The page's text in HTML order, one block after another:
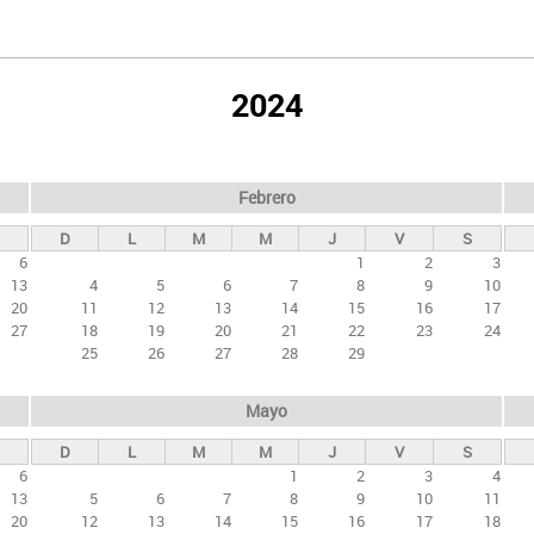
2024
6
13
20
27
Febrero
D L M M J V
S
1
2
3
4
5 6 7 8 9
10
11
12 13 14 15 16
17
18
19 20 21 22 23
24
25
26 27 28 29
6
13
20
Mayo
D L M M J V
S
1
2 3
4
5
6 7 8 9 10
11
12
13 14 15 16 17
18